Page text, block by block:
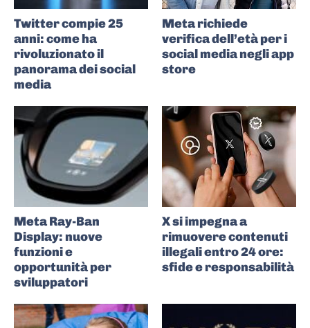
Twitter compie 25
anni: come ha
rivoluzionato il
panorama dei social
media
Meta richiede
verifica dell’età per i
social media negli app
store
Meta Ray-Ban
Display: nuove
funzioni e
opportunità per
sviluppatori
X si impegna a
rimuovere contenuti
illegali entro 24 ore:
sfide e responsabilità